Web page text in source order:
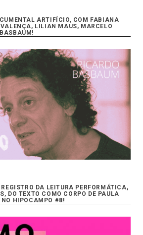
ARTIFÍCIO, COM FABIANA
LILIAN MAUS, MARCELO
DA LEITURA PERFORMÁTICA,
DO TEXTO COMO CORPO DE PAULA
NO HIPOCAMPO #8!